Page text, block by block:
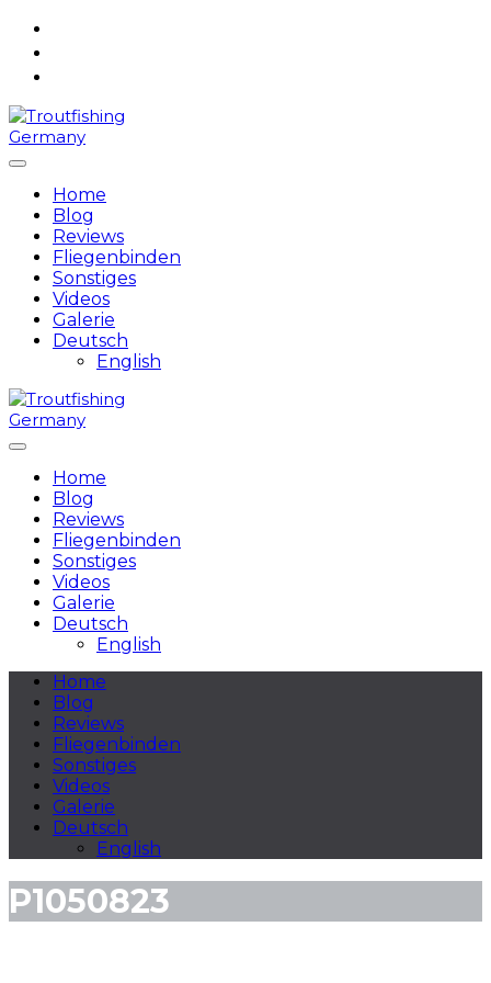
Skip
Home
Blog
Reviews
Fliegenbinden
Sonstiges
Videos
Galerie
Deutsch
English
Home
Blog
Reviews
Fliegenbinden
Sonstiges
Videos
Galerie
Deutsch
English
Home
Blog
Reviews
Fliegenbinden
Sonstiges
Videos
Galerie
Deutsch
English
P1050823